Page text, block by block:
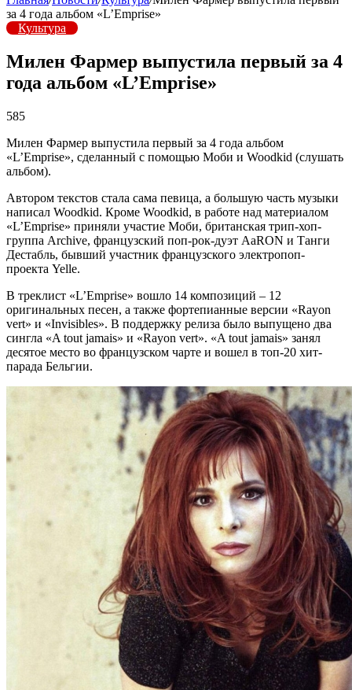
за 4 года альбом «L’Emprise»
Культура
Милен Фармер выпустила первый за 4
года альбом «L’Emprise»
585
Милен Фармер выпустила первый за 4 года альбом
«L’Emprise», сделанный с помощью Моби и Woodkid (слушать
альбом).
Автором текстов стала сама певица, а большую часть музыки
написал Woodkid. Кроме Woodkid, в работе над материалом
«L’Emprise» приняли участие Моби, британская трип-хоп-
группа Archive, французский поп-рок-дуэт AaRON и Танги
Дестабль, бывший участник французского электропоп-
проекта Yelle.
В треклист «L’Emprise» вошло 14 композиций – 12
оригинальных песен, а также фортепианные версии «Rayon
vert» и «Invisibles». В поддержку релиза было выпущено два
сингла «A tout jamais» и «Rayon vert». «A tout jamais» занял
десятое место во французском чарте и вошел в топ-20 хит-
парада Бельгии.